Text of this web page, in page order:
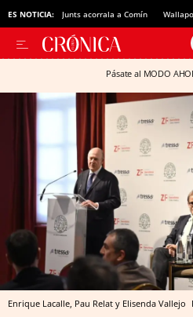
ES NOTICIA: Junts acorrala a Comín
Pásate al MODO
Enrique Lacalle, Pau Relat y Elisenda Vallejo